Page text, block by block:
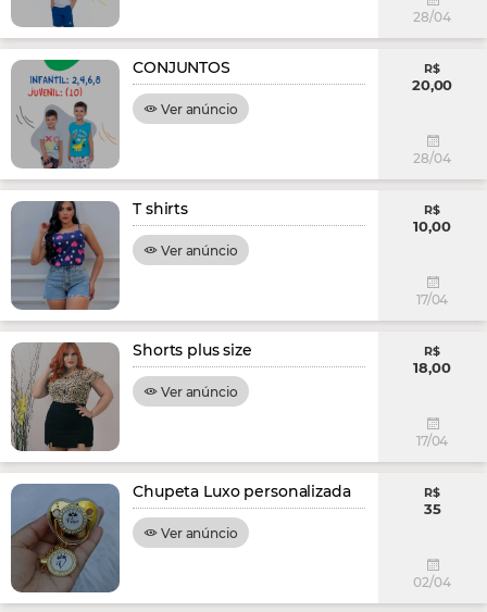
28/04
CONJUNTOS
Ver anúncio
R$
20,00
28/04
T shirts
Ver anúncio
R$
10,00
17/04
Shorts plus size
Ver anúncio
R$
18,00
17/04
Chupeta Luxo personalizada
Ver anúncio
R$
35
02/04